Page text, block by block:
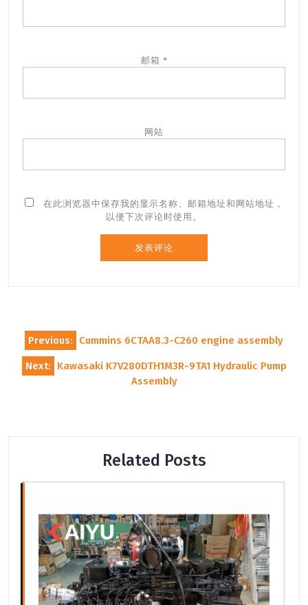
邮箱 *
网站
在此浏览器中保存我的显示名称、邮箱地址和网站地址，
以便下次评论时使用。
章
导
Previous: Cummins 6CTAA8.3-C260 engine assembly
Next:
Kawasaki K7V280DTH1M3R-9TA1 Hydraulic Pump
Assembly
Related Posts